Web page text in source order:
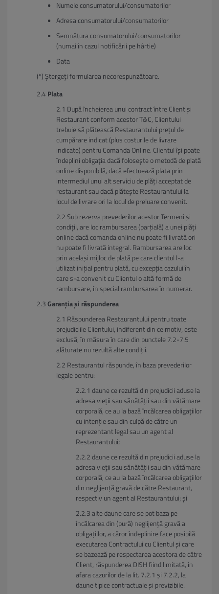
Numele consumatorului/consumatorilor
Adresa consumatorului/consumatorilor
Semnătura consumatorului/consumatorilor
(numai în cazul notificării pe hârtie)
Data
(*) Ștergeți formularea necorespunzătoare.
Plata
După încheierea unui contract între Client și
Restaurant conform acestor T&C, Clientului
trebuie să plătească Restaurantului prețul de
cumpărare indicat (plus costurile de livrare
indicate) pentru Comanda Online. Clientul își poate
îndeplini obligația dacă folosește o metodă de plată
online disponibilă, dacă efectuează plata prin
intermediul unui alt serviciu de plăți acceptat de
restaurant sau dacă plătește Restaurantului la
locul de livrare ori la locul de preluare convenit.
Sub rezerva prevederilor acestor Termeni și
condiții, are loc rambursarea (parțială) a unei plăți
online dacă comanda online nu poate fi livrată ori
nu poate fi livrată integral. Rambursarea are loc
prin același mijloc de plată pe care clientul l-a
utilizat inițial pentru plată, cu excepția cazului în
care s-a convenit cu Clientul o altă formă de
rambursare, în special rambursarea în numerar.
Garanția și răspunderea
Răspunderea Restaurantului pentru toate
prejudiciile Clientului, indiferent din ce motiv, este
exclusă, în măsura în care din punctele 7.2-7.5
alăturate nu rezultă alte condiții.
Restaurantul răspunde, în baza prevederilor
legale pentru:
daune ce rezultă din prejudicii aduse la
adresa vieții sau sănătății sau din vătămare
corporală, ce au la bază încălcarea obligațiilor
cu intenție sau din culpă de către un
reprezentant legal sau un agent al
Restaurantului;
daune ce rezultă din prejudicii aduse la
adresa vieții sau sănătății sau din vătămare
corporală, ce au la bază încălcarea obligațiilor
din neglijență gravă de către Restaurant,
respectiv un agent al Restaurantului; și
alte daune care se pot baza pe
încălcarea din (pură) neglijență gravă a
obligațiilor, a căror îndeplinire face posibilă
executarea Contractului cu Clientul și care
se bazează pe respectarea acestora de către
Client, răspunderea DISH fiind limitată, în
afara cazurilor de la lit. 7.2.1 și 7.2.2, la
daune tipice contractuale și previzibile.